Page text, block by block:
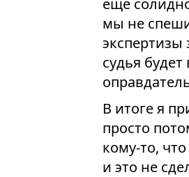
мы не
экспертизы
судья
В итоге я
просто
кому-то,
и это не